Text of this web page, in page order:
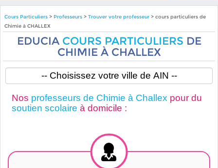
Cours Particuliers> Professeurs > Trouver votre professeur> cours particuliers de
Chimie à CHALLEX
EDUCIA COURS PARTICULIERS DE
CHIMIE À CHALLEX
Nos professeurs de Chimie à Challex pour du
soutien scolaire à domicile :